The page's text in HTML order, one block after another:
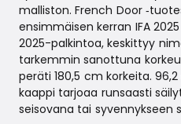
malliston. French Door
ensimmäisen kerran IFA
2025-palkintoa, keskittyy
tarkemmin sanottuna
peräti 180,5 cm korkeita.
kaappi tarjoaa runsaasti
seisovana tai syvennykseen